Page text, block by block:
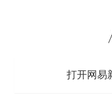
打开网易